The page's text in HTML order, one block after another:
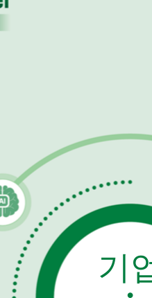
기